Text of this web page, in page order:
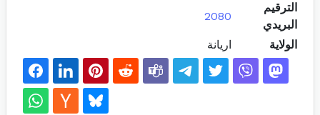
الترقيم
البريدي
2080
الولاية اريانة